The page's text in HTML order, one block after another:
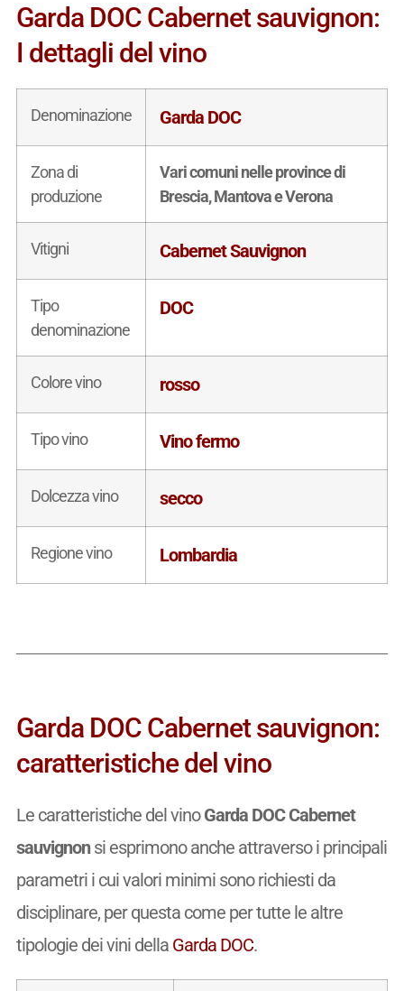
Garda DOC Cabernet sauvignon:
I dettagli del vino
Denominazione Garda DOC
Zona di
produzione
Vari comuni nelle province di
Brescia, Mantova e Verona
Vitigni Cabernet Sauvignon
Tipo
denominazione
DOC
Colore vino rosso
Tipo vino Vino fermo
Dolcezza vino secco
Regione vino Lombardia
Garda DOC Cabernet sauvignon:
caratteristiche del vino
Le caratteristiche del vinoGarda DOC Cabernet
sauvignonsi esprimono anche attraverso i principali
parametri i cui valori minimi sono richiesti da
disciplinare, per questa come per tutte le altre
tipologie dei vini della Garda DOC.